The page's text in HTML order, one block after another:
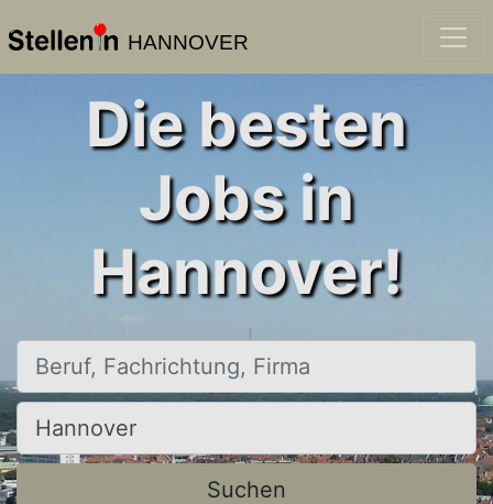
HANNOVER
Die besten
Jobs in
Hannover!
Beruf, Fachrichtung, Firma
Ort, Stadt
Suchen